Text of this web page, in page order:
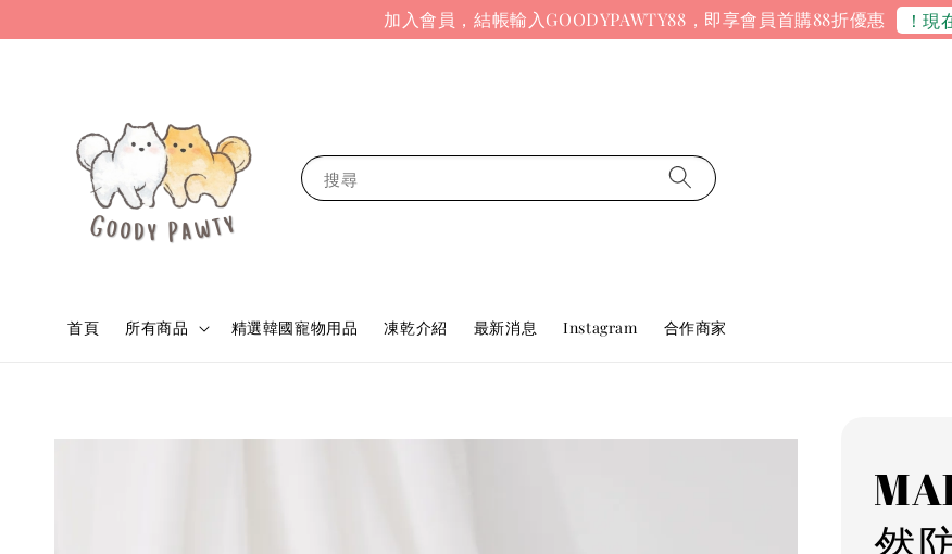
加入會員，結帳輸入GOODYPAWTY88，即享會員首購88折優惠 ！現
搜尋
首頁 所有商品 精選韓國寵物用品 凍乾介紹 最新消息 Instagram 合作商家